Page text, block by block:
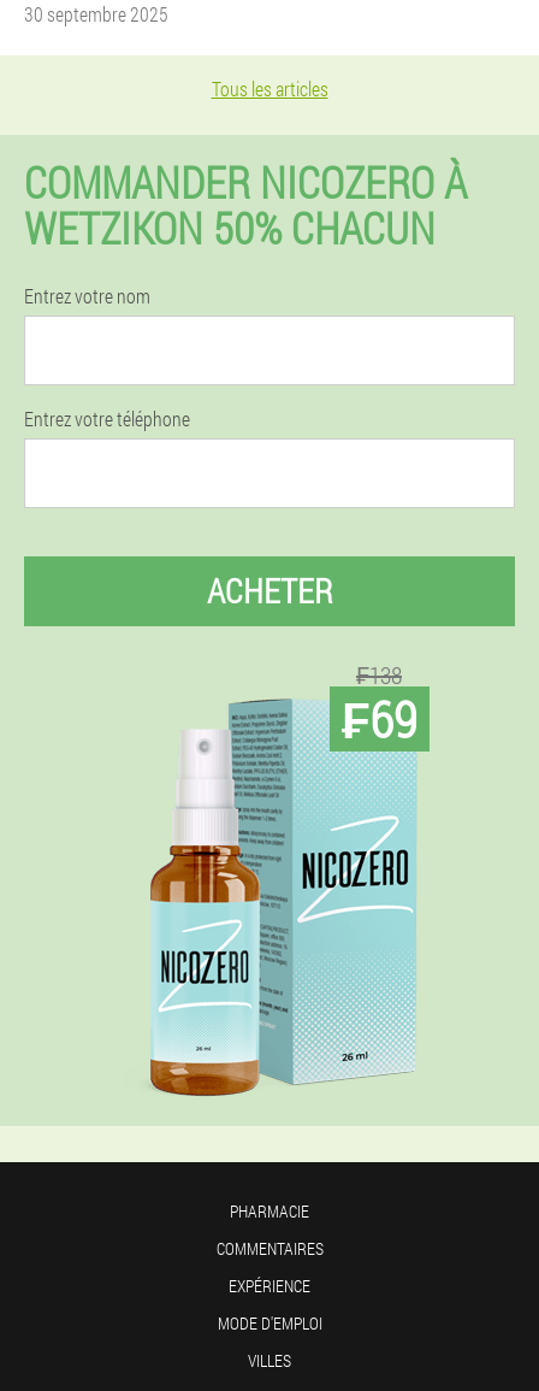
30 septembre 2025
Tous les articles
COMMANDER NICOZERO À
WETZIKON 50% CHACUN
Entrez votre nom
Entrez votre téléphone
ACHETER
₣138
₣69
PHARMACIE
COMMENTAIRES
EXPÉRIENCE
MODE D'EMPLOI
VILLES